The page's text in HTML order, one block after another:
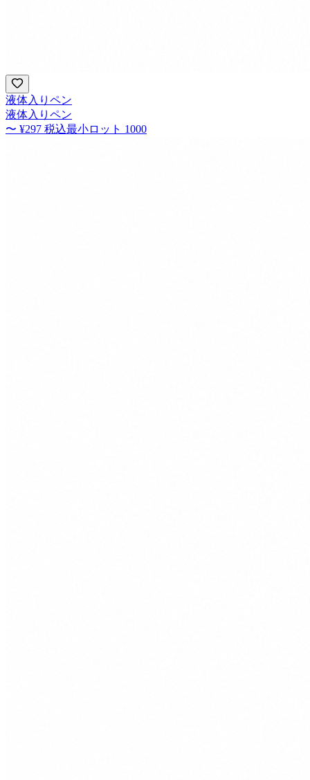
液体入りペン
液体入りペン
〜 ¥297 税込最小ロット 1000